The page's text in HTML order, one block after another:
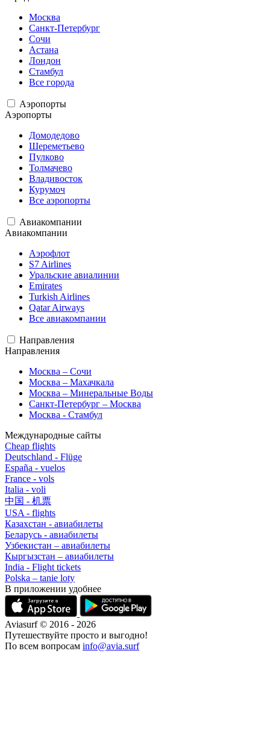
Москва
Санкт-Петербург
Сочи
Астана
Лондон
Стамбул
Все города
Аэропорты
Аэропорты
Домодедово
Шереметьево
Пулково
Толмачево
Владивосток
Курумоч
Все аэропорты
Авиакомпании
Авиакомпании
Аэрофлот
S7 Airlines
Уральские авиалинии
Emirates
Turkish Airlines
Qatar Airways
Все авиакомпании
Направления
Направления
Москва – Сочи
Москва – Махачкала
Москва – Минеральные Воды
Санкт-Петербург – Москва
Москва - Стамбул
Международные сайты
Cheap flights
Deutschland - Flüge
España - vuelos
France - vols
Italia - voli
中国 - 机票
USA - flights
Казахстан - авиабилеты
Беларусь - авиабилеты
Узбекистан – авиабилеты
Кыргызстан – авиабилеты
India - Flight tickets
Polska – tanie loty
В приложении удобнее
Aviasurf © 2016 - 2026
Путешествуйте просто и выгодно!
По всем вопросам info@avia.surf